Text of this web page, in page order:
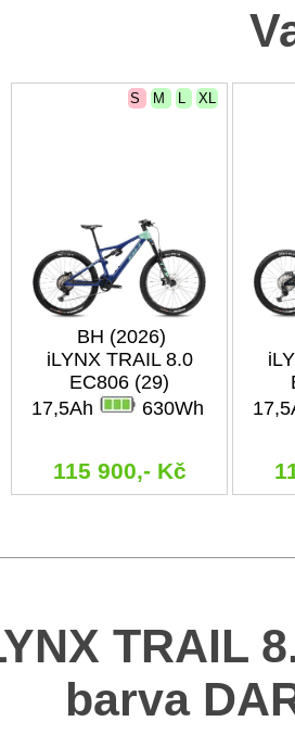
S M L XL
BH (2026)
iLYNX TRAIL 8.0
EC806 (29)
17,5Ah
630Wh
115 900,- Kč
TRAIL
barva